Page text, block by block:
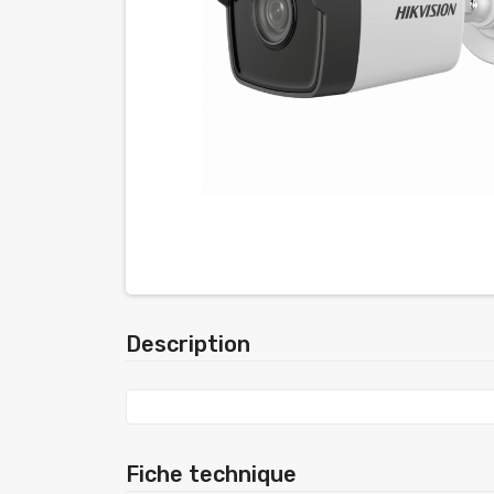
Description
Fiche technique